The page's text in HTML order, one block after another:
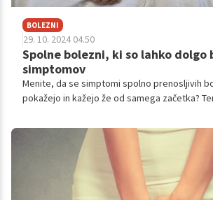
BOLEZNI
29. 10. 2024 04.50
Spolne bolezni, ki so lahko dolgo
simptomov
Menite, da se simptomi spolno prenosljivih
pokažejo in kažejo že od samega začetka?